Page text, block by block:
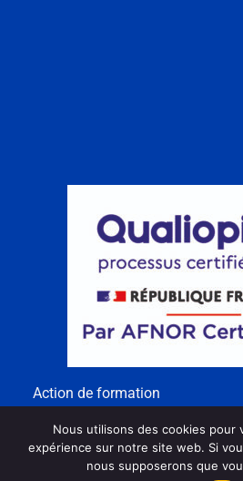
Action de formation
Nous utilisons des cookies pour
expérience sur notre site web. Si
nous supposerons que